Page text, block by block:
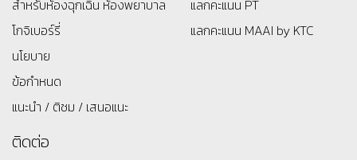
สำหรับห้องฉุกเฉิน ห้องพยาบาล
โกจิเบอร์รี่
นโยบาย
ข้อกำหนด
แนะนำ / ติชม / เสนอแนะ
แลกคะแนน PT
แลกคะแนน MAAI by KTC
ติดต่อ